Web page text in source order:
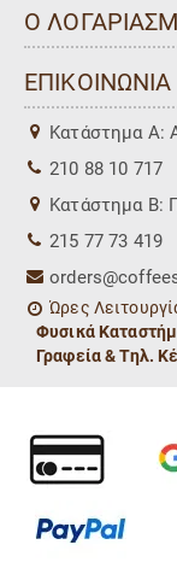
Ο
ΕΠΙΚΟΙΝΩΝΙΑ
Kατάστημα Α:
210 88 10 717
Kατάστημα Β:
215 77 73 419
Ώρες
Φυσικά
Γραφεία & Τηλ.